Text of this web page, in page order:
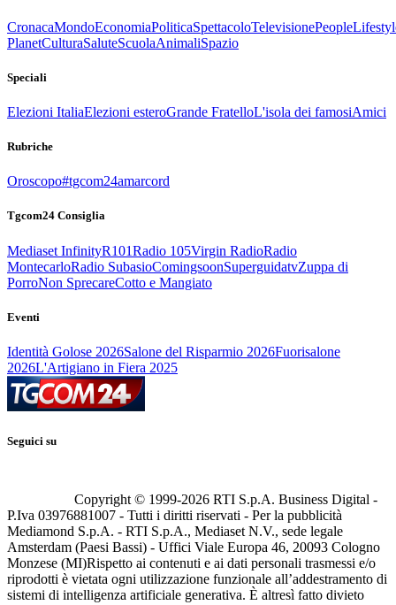
CronacaMondoEconomiaPoliticaSpettacoloTelevisionePeople
PlanetCulturaSaluteScuolaAnimaliSpazio
Speciali
Elezioni ItaliaElezioni esteroGrande FratelloL'isola dei famosiAmici
Rubriche
Oroscopo#tgcom24amarcord
Tgcom24 Consiglia
Mediaset InfinityR101Radio 105Virgin RadioRadio
MontecarloRadio SubasioComingsoonSuperguidatvZuppa di
PorroNon SprecareCotto e Mangiato
Eventi
Identità Golose 2026Salone del Risparmio 2026Fuorisalone
2026L'Artigiano in Fiera 2025
Seguici su
Copyright © 1999-2026 RTI S.p.A. Business Digital -
P.Iva 03976881007 - Tutti i diritti riservati - Per la pubblicità
Mediamond S.p.A. - RTI S.p.A., Mediaset N.V., sede legale
Amsterdam (Paesi Bassi) - Uffici Viale Europa 46, 20093 Cologno
Monzese (MI)Rispetto ai contenuti e ai dati personali trasmessi e/o
riprodotti è vietata ogni utilizzazione funzionale all’addestramento di
sistemi di intelligenza artificiale generativa. È altresì fatto divieto